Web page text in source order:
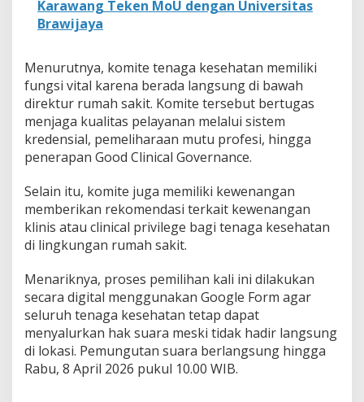
n
Karawang Teken MoU dengan Universitas
Brawijaya
Menurutnya, komite tenaga kesehatan memiliki
fungsi vital karena berada langsung di bawah
direktur rumah sakit. Komite tersebut bertugas
menjaga kualitas pelayanan melalui sistem
kredensial, pemeliharaan mutu profesi, hingga
penerapan Good Clinical Governance.
Selain itu, komite juga memiliki kewenangan
memberikan rekomendasi terkait kewenangan
klinis atau clinical privilege bagi tenaga kesehatan
di lingkungan rumah sakit.
Menariknya, proses pemilihan kali ini dilakukan
secara digital menggunakan Google Form agar
seluruh tenaga kesehatan tetap dapat
menyalurkan hak suara meski tidak hadir langsung
di lokasi. Pemungutan suara berlangsung hingga
Rabu, 8 April 2026 pukul 10.00 WIB.